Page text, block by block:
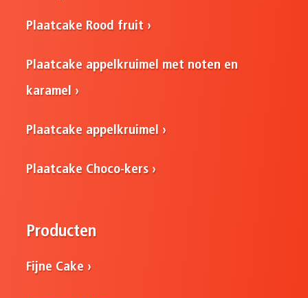
Plaatcake Rood fruit
Plaatcake appelkruimel met noten en
karamel
Plaatcake appelkruimel
Plaatcake Choco-kers
Producten
Fijne Cake